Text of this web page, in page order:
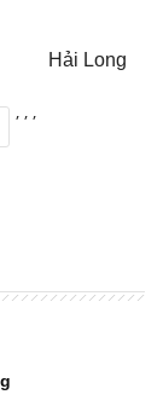
Hải Long
, , ,